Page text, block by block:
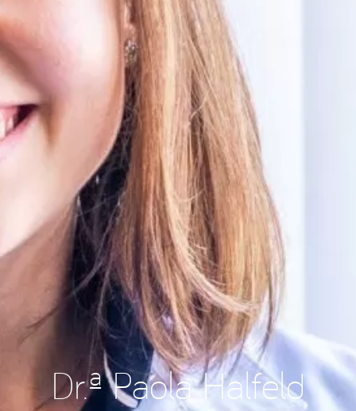
Dr.ª Paola Halfeld